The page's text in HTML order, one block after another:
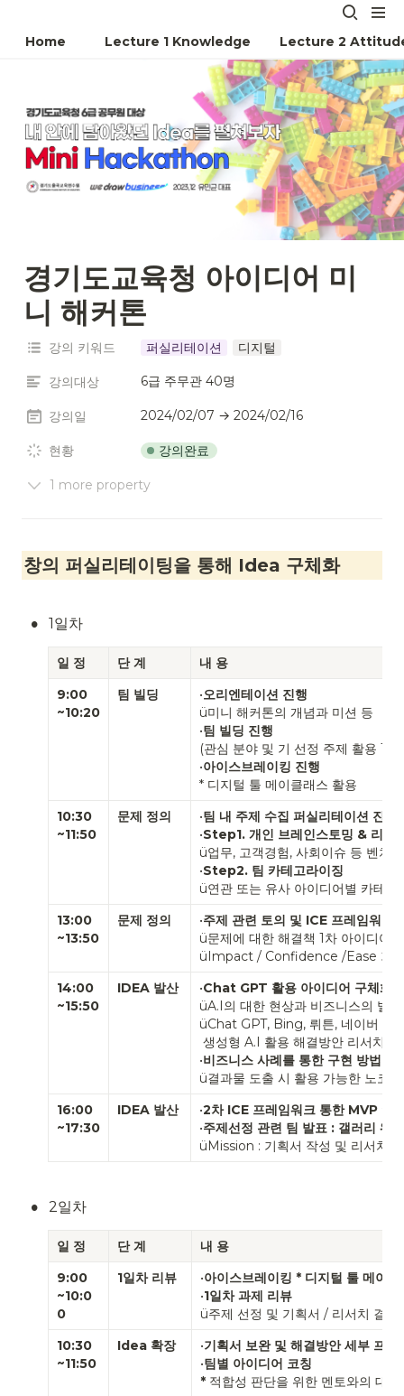
Home Lecture 1 Knowledge Lecture 2
경기도교육청 아이디어 미
니 해커톤
강의 키워드 퍼실리테이션 디지털
강의대상 6급 주무관 40명
강의일 2024/02/07 → 2024/02/16
현황 강의완료
1 more property
창의 퍼실리테이팅을 통해 Idea 구체화
• 1일차
일 정 단 계
내 용
9:00
~10:20
팀 빌딩 •오리엔테이션 진행
ü미니 해커톤의 개념과 미션 등
•팀 빌딩 진행
(관심 분야 및 기 선정 주제 활용 1차
•아이스브레이킹 진행
* 디지털 툴 메이클래스 활용
10:30
~11:50
문제 정의 •팀 내 주제 수집 퍼실리테이션 진행
•Step1. 개인 브레인스토밍 & 리서
ü업무, 고객경험, 사회이슈 등 벤치
•Step2. 팀 카테고라이징
ü연관 또는 유사 아이디어별 카테고
13:00
~13:50
문제 정의 •주제 관련 토의 및 ICE 프레임워크
ü문제에 대한 해결책 1차 아이디어
üImpact / Confidence /Ease 기
14:00
~15:50
IDEA 발산 •Chat GPT 활용 아이디어 구체화
üA.I의 대한 현상과 비즈니스의 발
üChat GPT, Bing, 뤼튼, 네이버
•비즈니스 사례를 통한 구현 방법 소
ü결과물 도출 시 활용 가능한 노코
16:00
~17:30
IDEA 발산 •2차 ICE 프레임워크 통한 MVP 주
•주제선정 관련 팀 발표 : 갤러리 워
üMission : 기획서 작성 및 리서치
• 2일차
일 정 단 계
내 용
9:00
~10:0
0
1일차 리뷰 •아이스브레이킹 * 디지털 툴 메이
•1일차 과제 리뷰
ü주제 선정 및 기획서 / 리서치 결과
10:30
~11:50
Idea 확장 •기획서 보완 및 해결방안 세부 프로
•팀별 아이디어 코칭
* 적합성 판단을 위한 멘토와의 대화